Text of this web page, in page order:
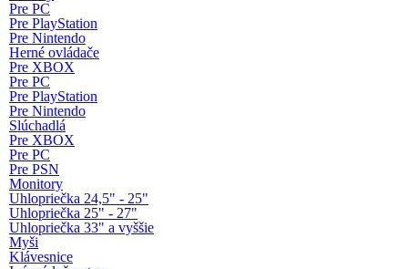
Pre PC
Pre PlayStation
Pre Nintendo
Herné ovládače
Pre XBOX
Pre PC
Pre PlayStation
Pre Nintendo
Slúchadlá
Pre XBOX
Pre PC
Pre PSN
Monitory
Uhlopriečka 24,5" - 25"
Uhlopriečka 25" - 27"
Uhlopriečka 33" a vyššie
Myši
Klávesnice